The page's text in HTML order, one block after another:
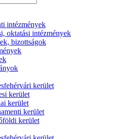
intézmények
oktatási intézmények
bizottságok
kerület
kerület
kerület
kerület
kerület